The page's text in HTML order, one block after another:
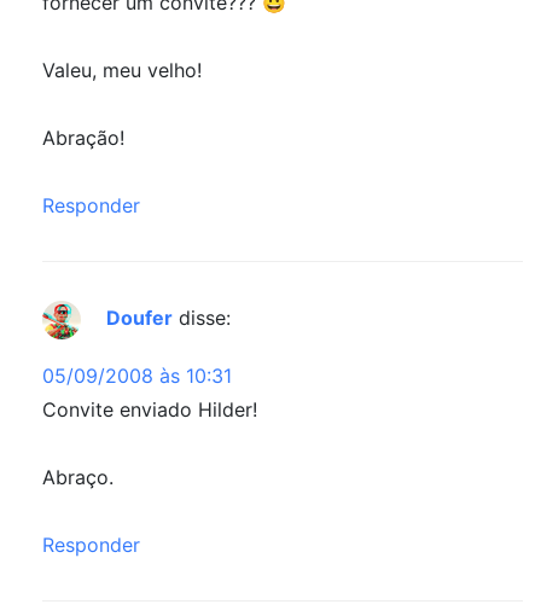
Valeu, meu velho!
Abração!
Responder
Doufer disse:
05/09/2008 às 10:31
Convite enviado Hilder!
Abraço.
Responder